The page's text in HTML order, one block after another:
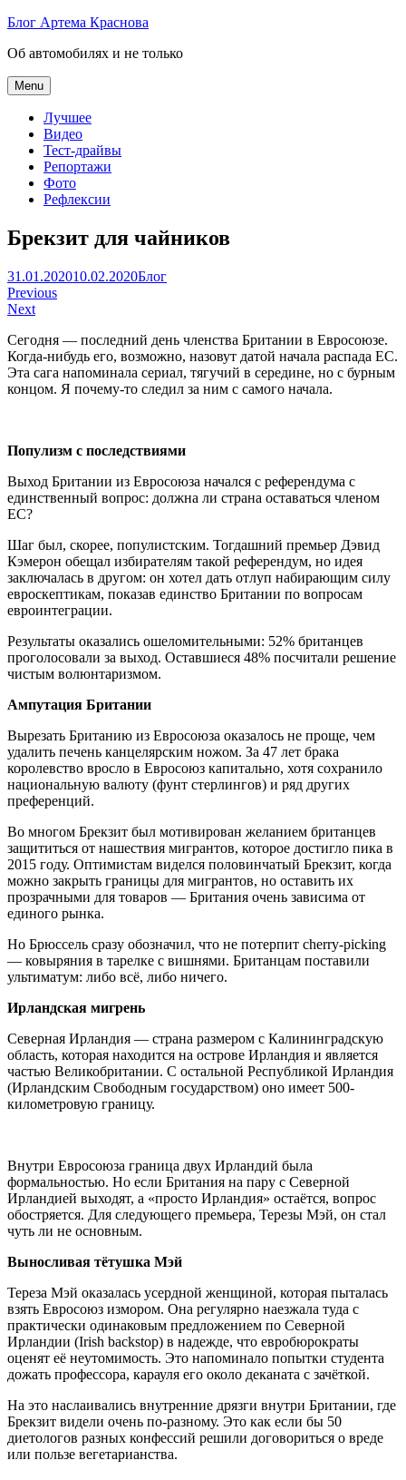
Skip
content
Блог Артема Краснова
Об автомобилях и не только
Menu
Лучшее
Видео
Тест-драйвы
Репортажи
Фото
Рефлексии
Брекзит для чайников
Артем
Краснов
31.01.202010.02.2020Блог
Навигация
по
записям
Previous
Next
Сегодня — последний день членства Британии в Евросоюзе.
Когда-нибудь его, возможно, назовут датой начала распада ЕС.
Эта сага напоминала сериал, тягучий в середине, но с бурным
концом. Я почему-то следил за ним с самого начала.
Популизм с последствиями
Выход Британии из Евросоюза начался с референдума с
единственный вопрос: должна ли страна оставаться членом
ЕС?
Шаг был, скорее, популистским. Тогдашний премьер Дэвид
Кэмерон обещал избирателям такой референдум, но идея
заключалась в другом: он хотел дать отлуп набирающим силу
евроскептикам, показав единство Британии по вопросам
евроинтеграции.
Результаты оказались ошеломительными: 52% британцев
проголосовали за выход. Оставшиеся 48% посчитали решение
чистым волюнтаризмом.
Ампутация Британии
Вырезать Британию из Евросоюза оказалось не проще, чем
удалить печень канцелярским ножом. За 47 лет брака
королевство вросло в Евросоюз капитально, хотя сохранило
национальную валюту (фунт стерлингов) и ряд других
преференций.
Во многом Брекзит был мотивирован желанием британцев
защититься от нашествия мигрантов, которое достигло пика в
2015 году. Оптимистам виделся половинчатый Брекзит, когда
можно закрыть границы для мигрантов, но оставить их
прозрачными для товаров — Британия очень зависима от
единого рынка.
Но Брюссель сразу обозначил, что не потерпит cherry-picking
— ковыряния в тарелке с вишнями. Британцам поставили
ультиматум: либо всё, либо ничего.
Ирландская мигрень
Северная Ирландия — страна размером с Калининградскую
область, которая находится на острове Ирландия и является
частью Великобритании. С остальной Республикой Ирландия
(Ирландским Свободным государством) оно имеет 500-
километровую границу.
Внутри Евросоюза граница двух Ирландий была
формальностью. Но если Британия на пару с Северной
Ирландией выходят, а «просто Ирландия» остаётся, вопрос
обостряется. Для следующего премьера, Терезы Мэй, он стал
чуть ли не основным.
Выносливая тётушка Мэй
Тереза Мэй оказалась усердной женщиной, которая пыталась
взять Евросоюз измором. Она регулярно наезжала туда с
практически одинаковым предложением по Северной
Ирландии (Irish backstop) в надежде, что евробюрократы
оценят её неутомимость. Это напоминало попытки студента
дожать профессора, карауля его около деканата с зачёткой.
На это наслаивались внутренние дрязги внутри Британии, где
Брекзит видели очень по-разному. Это как если бы 50
диетологов разных конфессий решили договориться о вреде
или пользе вегетарианства.